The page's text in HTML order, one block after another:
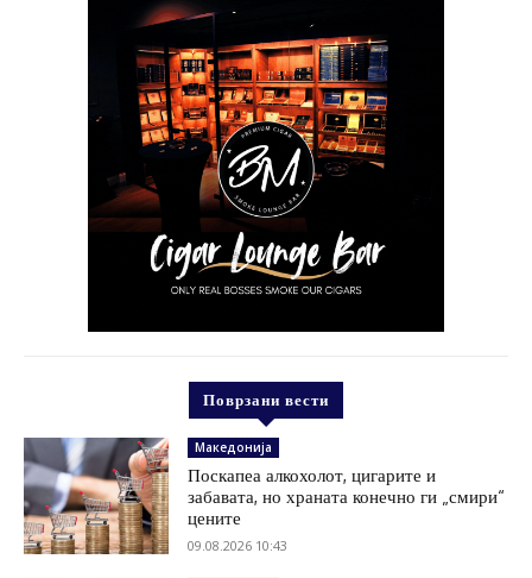
Поврзани вести
Македонија
Поскапеа алкохолот, цигарите и
забавата, но храната конечно ги „смири“
цените
09.08.2026 10:43